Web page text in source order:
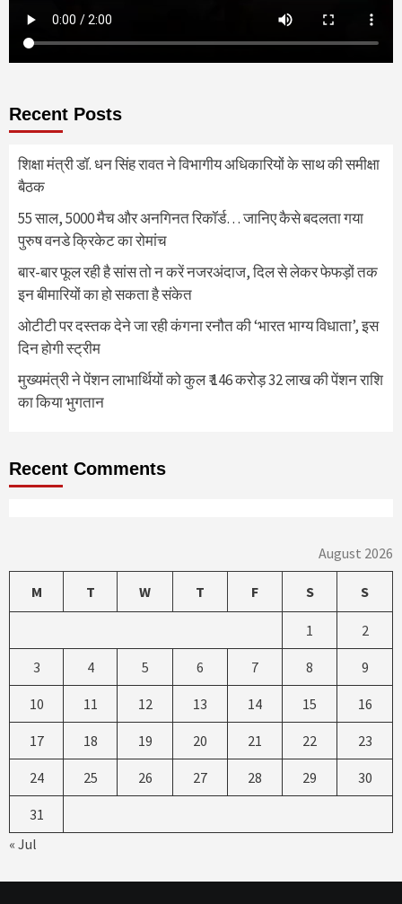
Recent Posts
शिक्षा मंत्री डॉ. धन सिंह रावत ने विभागीय अधिकारियों के साथ की समीक्षा
बैठक
55 साल, 5000 मैच और अनगिनत रिकॉर्ड… जानिए कैसे बदलता गया
पुरुष वनडे क्रिकेट का रोमांच
बार-बार फूल रही है सांस तो न करें नजरअंदाज, दिल से लेकर फेफड़ों तक
इन बीमारियों का हो सकता है संकेत
ओटीटी पर दस्तक देने जा रही कंगना रनौत की ‘भारत भाग्य विधाता’, इस
दिन होगी स्ट्रीम
मुख्यमंत्री ने पेंशन लाभार्थियों को कुल ₹ 146 करोड़ 32 लाख की पेंशन राशि
का किया भुगतान
Recent Comments
August 2026
M T W T F S S
1 2
3 4 5 6 7 8 9
10 11 12 13 14 15 16
17 18 19 20 21 22 23
24 25 26 27 28 29 30
31
« Jul